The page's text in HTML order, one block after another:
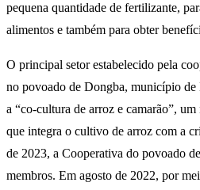
pequena quantidade de fertilizante,
alimentos e também para obter
O principal setor estabelecido pela
no povoado de Dongba, município
a “co-cultura de arroz e camarão”,
que integra o cultivo de arroz com a
de 2023, a Cooperativa do povoado
membros. Em agosto de 2022, por